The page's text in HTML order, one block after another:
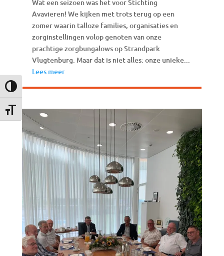
Keuze voor hoog contrast
Kies grootte van het lettertype
Wat een seizoen was het voor Stichting
Avavieren! We kijken met trots terug op een
zomer waarin talloze families, organisaties en
zorginstellingen volop genoten van onze
prachtige zorgbungalows op Strandpark
Vlugtenburg. Maar dat is niet alles: onze unieke...
Lees meer